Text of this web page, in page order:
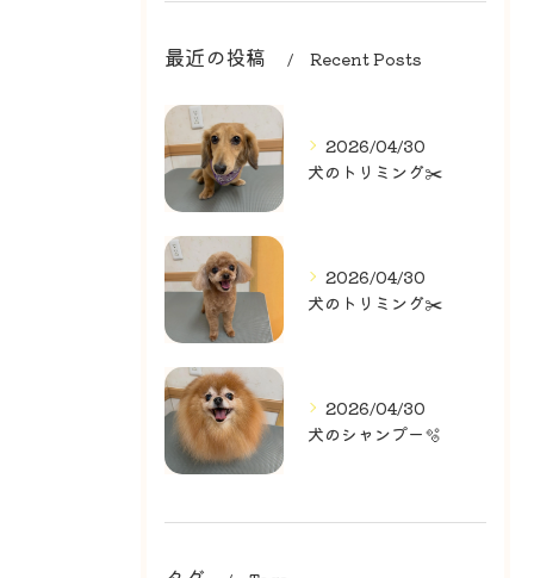
最近の投稿 Recent Posts
2026/04/30
犬のトリミング✂️
2026/04/30
犬のトリミング✂️
2026/04/30
犬のシャンプー🫧